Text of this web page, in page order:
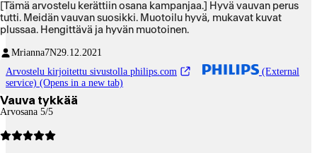
[Tämä arvostelu kerättiin osana kampanjaa.] Hyvä vauvan perus
tutti. Meidän vauvan suosikki. Muotoilu hyvä, mukavat kuvat
plussaa. Hengittävä ja hyvän muotoinen.
Mrianna7N29.12.2021
Arvostelu kirjoitettu sivustolla philips.com
(External
service) (Opens in a new tab)
Vauva tykkää
Arvosana 5/5